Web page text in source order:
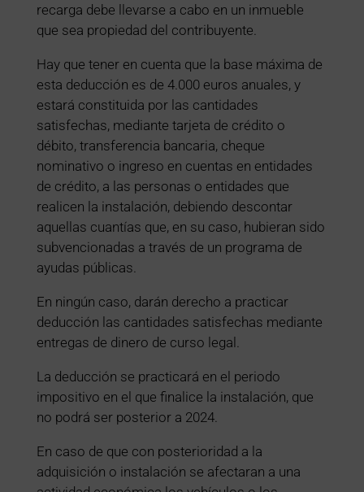
recarga debe llevarse a cabo en un inmueble
que sea propiedad del contribuyente.
Hay que tener en cuenta que la base máxima de
esta deducción es de 4.000 euros anuales, y
estará constituida por las cantidades
satisfechas, mediante tarjeta de crédito o
débito, transferencia bancaria, cheque
nominativo o ingreso en cuentas en entidades
de crédito, a las personas o entidades que
realicen la instalación, debiendo descontar
aquellas cuantías que, en su caso, hubieran sido
subvencionadas a través de un programa de
ayudas públicas.
En ningún caso, darán derecho a practicar
deducción las cantidades satisfechas mediante
entregas de dinero de curso legal.
La deducción se practicará en el periodo
impositivo en el que finalice la instalación, que
no podrá ser posterior a 2024.
En caso de que con posterioridad a la
adquisición o instalación se afectaran a una